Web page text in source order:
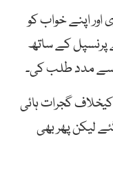
اپنے خواب کو
پرنسپل کے ساتھ
سے مدد طلب کی۔
گجرات ہائی
لیکن پھر بھی